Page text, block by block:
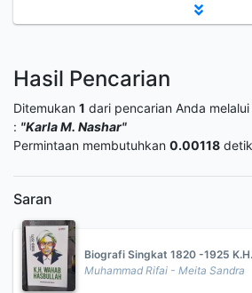
Hasil Pencarian
Ditemukan 1 dari pencarian Anda
: "Karla M. Nashar"
Permintaan membutuhkan 0.00118
Saran
Biografi Singkat 1820 -1925
Muhammad Rifai - Meita Sandra